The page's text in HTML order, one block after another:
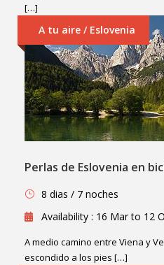
[…]
A tu aire / Eslovenia
Perlas de Eslovenia en
8 dias / 7 noches
Availability : 16 Mar to 12
A medio camino entre Viena y
escondido a los pies […]